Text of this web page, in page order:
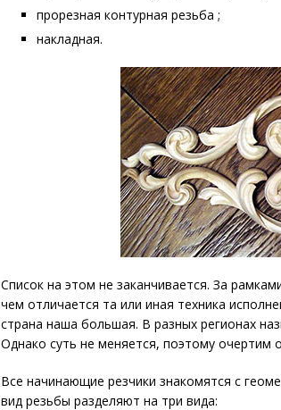
прорезная контурная резьба ;
накладная.
Список на этом не заканчивается. За
чем отличается та или иная техника
страна наша большая. В разных регионах
Однако суть не меняется, поэтому
Все начинающие резчики знакомятся с
вид резьбы разделяют на три вида: